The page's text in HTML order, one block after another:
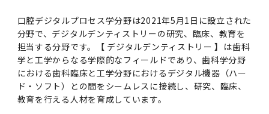
経営協議会
教育研究評議会
学長選考・監察会議
留学制度編
多職種連携教育編
学長×医学部学生懇談
広報誌トップ
広報誌「Bloom! 医科歯科大」
英語版広報誌「TMDU ANNUAL NEWS」
大学案内 【受験生向け】（冊子）
写真で綴る 東京医科歯科大学
写真で綴る 東京医科歯科大学トップ
クラウドファンディング実施プロジェクト一覧
１．国立大学法人評価
２．大学認証評価
３．自己点検・評価
年間】トップ
第１期 中期目標・中期計画等について
第２期 中期目標・中期計画等について
第3期】
1-2.年度計画・年度評価等について【第1期～
第3期】トップ
（第１期中期目標期間中）年度計画、年度評価
2．認証評価
3．自己点検・評価
四大学連合憲章
「大学院学生の教育研究交流」に関する協定書
「大学院学生の教育研究交流」に関する実施細
目
複合領域コース(四大学共通)トップ
複合領域コースについて
各複合領域コースの概要
複合領域コース（東京医科歯科大学）
三大学連合（外部サイト）
医療管理政策学（MMA）コース（東京医科歯科
大学）
個人情報保護制度
統合報告書
法定公開情報
ダイバーシティ
ダイバーシティトップ
東京医科歯科大学ダイバーシティ＆インクルー
ジョン推進宣言等
コンプライアンス・ハラスメント
コンプライアンス・ハラスメントトップ
歯学部
生体材料工学研究所
難治疾患研究所
奨学金について
入学料・授業料の免除・徴収猶予について
アルバイトについて
オープンキャンパス
医学部医学科サマープログラム
歯学部サマープログラム
合格発表
試験問題及び解答例等の公表
医歯学総合研究科博士課程 国際連携専攻（ジ
ョイント・ディグリープログラム：JDP）
大学院入学希望者向け入試説明会
学費・入学金・奨学金について
学費・入学金・奨学金についてトップ
大学院医歯学総合研究科生体検査科学講座
大学院研究生
大学院保健衛生学研究科
(*Spring admission)
Call for Applications to Science Tokyo
SPRING（MD）Program for the 2025
Academic Year by Eligible Students
(*Autumn admission)
入学料・授業料免除・徴収猶予について
(Admission & Tuition
Exemption/Deferment)
奨学金について
入学料・授業料免除・徴収猶予について
(Admission & Tuition
Exemption/Deferment)トップ
【2026年4月入学者】入学料免除・徴収猶予申
請について（Admission Fee
奨学金について
奨学金についてトップ
日本学生支援機構
日本学生支援機構
アパート等の紹介
学生保険制度について
国民年金について
就職・キャリア支援トップ
企業・官公庁・医療機関の皆様へ
在学生向け
サークル・学園祭
サークル・学園祭トップ
お茶の水祭
施設利用
施設利用トップ
ボランティア
口腔保健学科【口腔保健工学専攻】
修士課程 医歯理工保健学専攻【医療管理政策
学（MMA）コース】
博士課程 医歯学専攻
博士課程 生命理工医療科学専攻
博士課程看護先進科学専攻
博士課程共同災害看護学専攻
概要
分野構成
医歯学総合研究科修士課程履修要項（シラバ
ス）
修士課程 医歯理工保健学専攻 グローバルヘル
スリーダー養成 (MPH) コース
博士課程 医歯学専攻
概要
組織
教育研究分野組織、指導教員研究内容
生体材料工学研究所
難治疾患研究所
高等研究院
科研費電子申請システム(外部サイト)
研究助成金
AMED研究費の年間公募スケジュール(学内専
用)
実験計画書のWeb申請システム(学外利用時
VPN必要)
倫理審査手続きについて
各種実験手続き例(学内専用)
研究テーマ検索
research map
プレスリリース
重点研究領域
統合研究機構・統合イノベーション推進機構
オープンイノベーションセンター
研究不正の防止
研究不正等の公表について
剽窃チェックツール(学内専用)
事務部トップ
各種お問い合わせ先(事務部)
口腔デジタルプロセス学分野は2021年5月1日に設立された
分野で、デジタルデンティストリーの研究、臨床、教育を
担当する分野です。【 デジタルデンティストリー 】は歯科
学と工学からなる学際的なフィールドであり、歯科学分野
における歯科臨床と工学分野におけるデジタル機器（ハー
ド・ソフト）との間をシームレスに接続し、研究、臨床、
教育を行える人材を育成しています。